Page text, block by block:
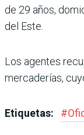
de 29 años,
del Este.
Los agentes
mercaderías,
Etiquetas: #